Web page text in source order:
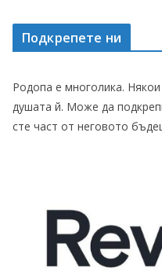
Подкрепете ни
Родопа е многолика.
душата й. Може да
сте част от неговото